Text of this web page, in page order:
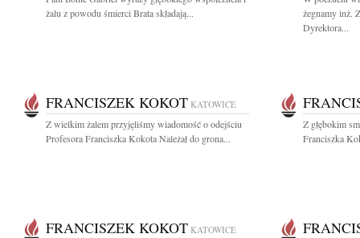
żalu z powodu śmierci Brata składają...
żegnamy inż.
Dyrektora...
FRANCISZEK KOKOT KATOWICE
Z wielkim żalem przyjęliśmy wiadomość o odejściu
Profesora Franciszka Kokota Należał do grona...
Z głębokim
Franciszka
FRANCISZEK KOKOT KATOWICE